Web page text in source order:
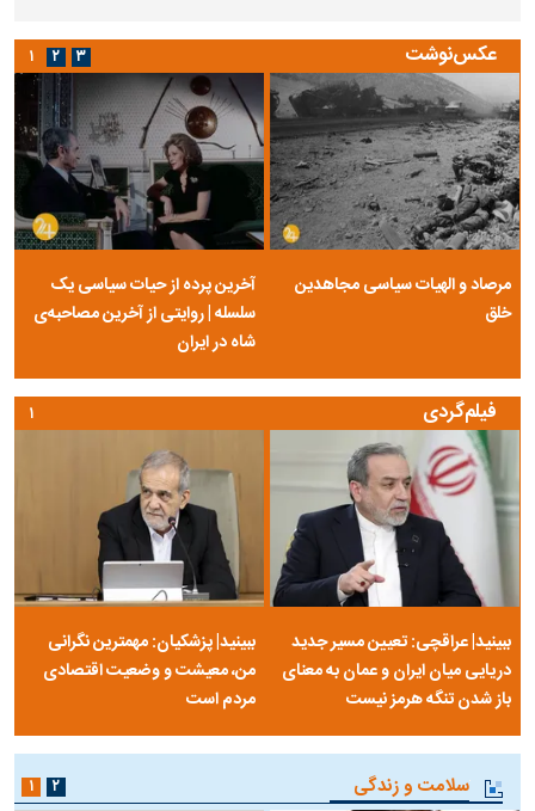
عکس‌نوشت
مرصاد و الهیات سیاسی مجاهدین
خلق
آخرین پرده از حیات سیاسی یک
سلسله | روایتی از آخرین مصاحبه‌ی
شاه در ایران
۱ ۲ ۳
فیلم‌گردی
ببینید| عراقچی: تعیین مسیر جدید
دریایی میان ایران و عمان به معنای
باز شدن تنگه هرمز نیست
ببینید| پزشکیان: مهمترین نگرانی
من، معیشت و وضعیت اقتصادی
مردم است
۱
سلامت و زندگی ۱ ۲